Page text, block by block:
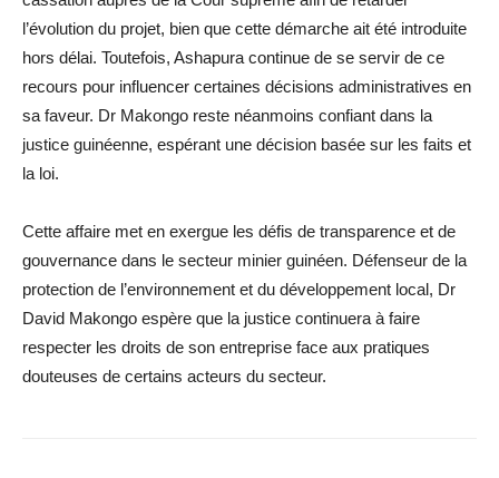
l’évolution du projet, bien que cette démarche ait été introduite
hors délai. Toutefois, Ashapura continue de se servir de ce
recours pour influencer certaines décisions administratives en
sa faveur. Dr Makongo reste néanmoins confiant dans la
justice guinéenne, espérant une décision basée sur les faits et
la loi.
Cette affaire met en exergue les défis de transparence et de
gouvernance dans le secteur minier guinéen. Défenseur de la
protection de l’environnement et du développement local, Dr
David Makongo espère que la justice continuera à faire
respecter les droits de son entreprise face aux pratiques
douteuses de certains acteurs du secteur.